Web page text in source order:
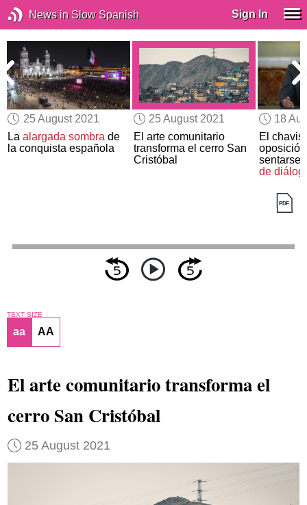
News in Slow Spanish Sign In
25 August 2021
Laalargada sombra de
la conquista española
25 August 2021
El arte comunitario
transforma el cerro San
Cristóbal
18
El
sentarse
de
TEXT SIZE
aa AA
El arte comunitario transforma el
cerro San Cristóbal
25 August 2021